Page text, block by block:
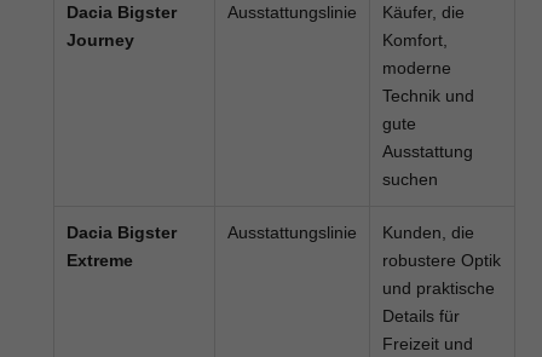
Dacia Bigster
Journey
Ausstattungslinie
Käufer, die
Komfort,
moderne
Technik und
gute
Ausstattung
suchen
Dacia Bigster
Extreme
Ausstattungslinie
Kunden, die
robustere Optik
und praktische
Details für
Freizeit und